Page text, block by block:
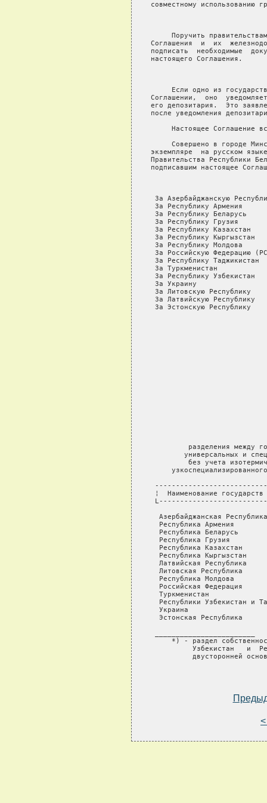
совместному использованию
Поручить
Соглашения  и  их
подписать  необходимые
настоящего Соглашения.
Если одно из
Соглашении,  оно
его депозитария.  Это
после уведомления
Настоящее Соглашение
Совершено в городе
экземпляре  на русском
Правительства Республики
подписавшим настоящее
За Азербайджанскую
За Республику Армения
За Республику Беларусь
За Республику Грузия
За Республику
За Республику
За Республику Молдова
За Российскую Федерацию
За Республику
За Туркменистан
За Республику
За Украину
За Литовскую
За Латвийскую
За Эстонскую
разделения между
универсальных и
без учета
¦  Наименование
Азербайджанская
Республика Армения
Республика Беларусь
Республика Грузия
Республика Казахстан
Республика Кыргызстан
Латвийская Республика
Литовская Республика
Республика Молдова
Российская Федерация
Туркменистан
Республики Узбекистан и
Украина
Эстонская Республика
*) - раздел
Узбекистан   и
двусторонней